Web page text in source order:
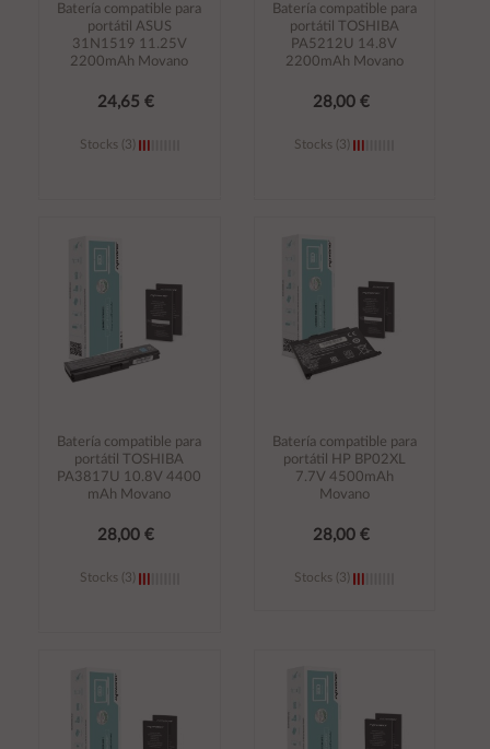
Batería compatible para
portátil ASUS
31N1519 11.25V
2200mAh Movano
24,65 €
Stocks (3)
carrito
Batería compatible para
portátil TOSHIBA
PA5212U 14.8V
2200mAh Movano
28,00 €
Stocks (3)
carrito
Batería compatible para
portátil TOSHIBA
PA3817U 10.8V 4400
mAh Movano
28,00 €
Stocks (3)
carrito
Batería compatible para
portátil HP BP02XL
7.7V 4500mAh
Movano
28,00 €
Stocks (3)
carrito